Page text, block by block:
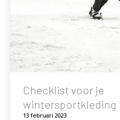
Checklist voor je
wintersportkleding
13 februari 2023